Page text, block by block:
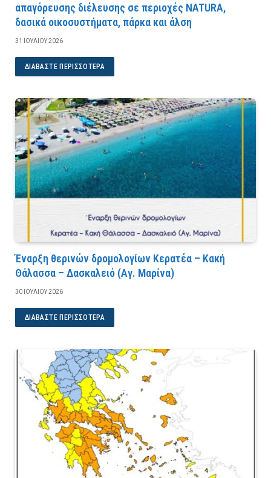
απαγόρευσης διέλευσης σε περιοχές NATURA,
δασικά οικοσυστήματα, πάρκα και άλση
31 ΙΟΥΛΊΟΥ 2026
ΔΙΑΒΆΣΤΕ ΠΕΡΙΣΣΌΤΕΡΑ
Έναρξη θερινών δρομολογίων Κερατέα – Κακή
Θάλασσα – Δασκαλειό (Αγ. Μαρίνα)
30 ΙΟΥΛΊΟΥ 2026
ΔΙΑΒΆΣΤΕ ΠΕΡΙΣΣΌΤΕΡΑ